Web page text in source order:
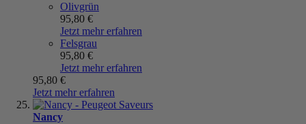
Olivgrün
95,80 €
Jetzt mehr erfahren
Felsgrau
95,80 €
Jetzt mehr erfahren
95,80 €
Jetzt mehr erfahren
Nancy